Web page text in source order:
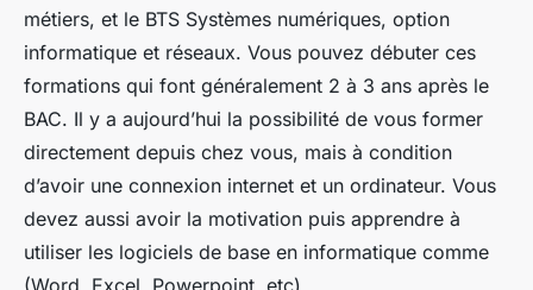
métiers, et le BTS Systèmes numériques, option
informatique et réseaux. Vous pouvez débuter ces
formations qui font généralement 2 à 3 ans après le
BAC. Il y a aujourd’hui la possibilité de vous former
directement depuis chez vous, mais à condition
d’avoir une connexion internet et un ordinateur. Vous
devez aussi avoir la motivation puis apprendre à
utiliser les logiciels de base en informatique comme